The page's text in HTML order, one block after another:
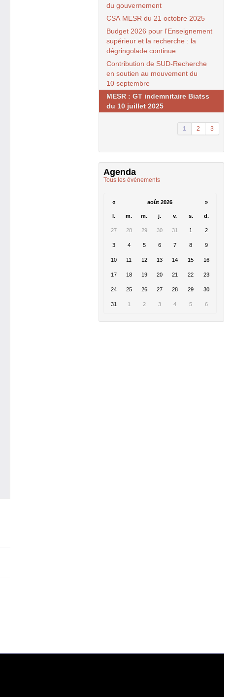
du gouvernement
CSA MESR du 21 octobre 2025
Budget 2026 pour l’Enseignement
supérieur et la recherche : la
dégringolade continue
Contribution de SUD-Recherche
en soutien au mouvement du
10 septembre
MESR : GT indemnitaire Biatss
du 10 juillet 2025
1 2 3
Agenda
Tous les événements
« août 2026 »
l. m. m. j. v. s. d.
27 28 29 30 31 1 2
3 4 5 6 7 8 9
10 11 12 13 14 15 16
17 18 19 20 21 22 23
24 25 26 27 28 29 30
31 1 2 3 4 5 6